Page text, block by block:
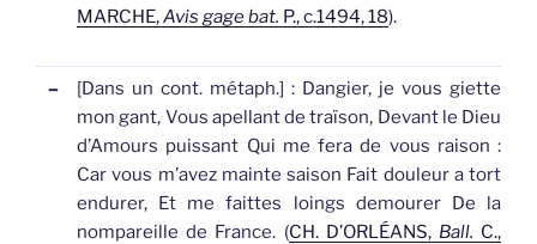
MARCHE,Avis gage bat. P., c.1494, 18).
– [Dans un cont. métaph.] : Dangier, je vous giette
mongant, Vous apellant de traïson, Devant le Dieu
d’Amours puissant Qui me fera de vous raison :
Car vous m’avez mainte saison Fait douleur a tort
endurer, Et me faittes loings demourer De la
nompareille de France. (CH. D’ORLÉANS, Ball. C.,